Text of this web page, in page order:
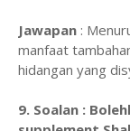
Jawapan :
manfaat
hidangan yang
9. Soalan :